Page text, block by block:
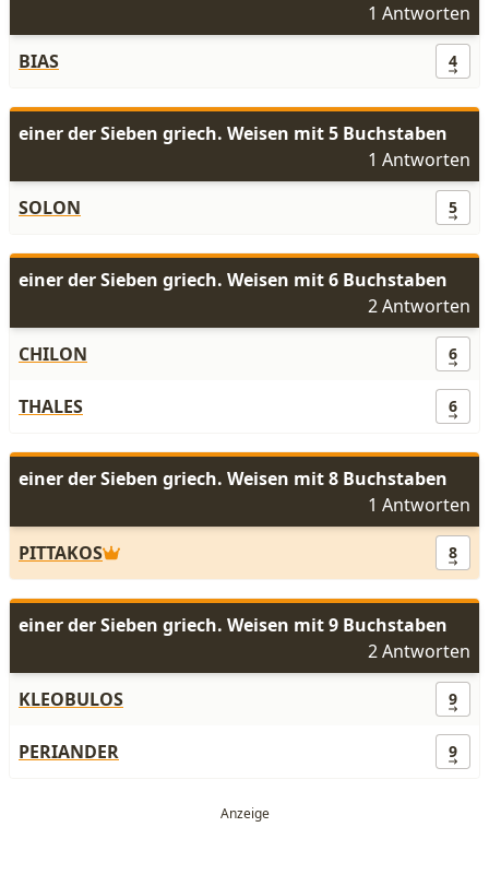
1 Antworten
BIAS
4
einer der Sieben griech. Weisen mit 5 Buchstaben
1 Antworten
SOLON
5
einer der Sieben griech. Weisen mit 6 Buchstaben
2 Antworten
CHILON
6
THALES 6
einer der Sieben griech. Weisen mit 8 Buchstaben
1 Antworten
PITTAKOS
8
einer der Sieben griech. Weisen mit 9 Buchstaben
2 Antworten
KLEOBULOS
9
PERIANDER 9